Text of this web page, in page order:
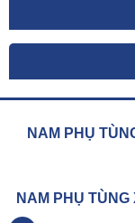
NAM PHỤ
NAM PHỤ